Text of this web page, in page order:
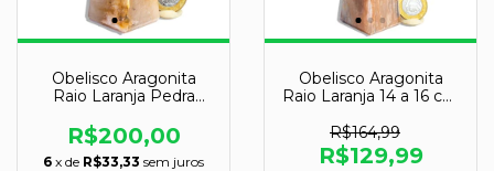
Obelisco Aragonita
Raio Laranja Pedra
R$200,00
6 x de R$33,33 sem juros
Obelisco Aragonita
Raio Laranja 14 a 16 cm
R$164,99
R$129,99